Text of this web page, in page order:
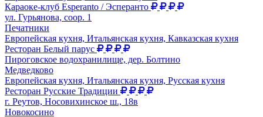
Караоке-клуб Esperanto / Эсперанто
ул. Гурьянова, соор. 1
Печатники
Европейская кухня, Итальянская кухня, Кавказская кухня
Ресторан Белый парус
Пироговское водохранилище, дер. Болтино
Медведково
Европейская кухня, Итальянская кухня, Русская кухня
Ресторан Русские Традиции
г. Реутов, Носовихинское ш., 18в
Новокосино